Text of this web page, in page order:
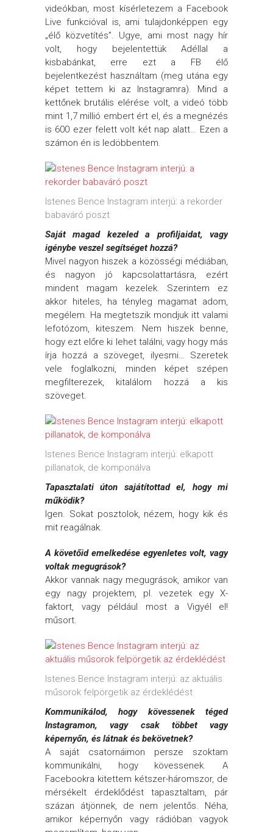
videókban, most kísérletezem a Facebook
Live funkcióval is, ami tulajdonképpen egy
„élő közvetítés”. Ugye, ami most nagy hír
volt, hogy bejelentettük Adéllal a
kisbabánkat, erre ezt a FB élő
bejelentkezést használtam (meg utána egy
képet tettem ki az Instagramra). Mind a
kettőnek brutális elérése volt, a videó több
mint 1,7 millió embert ért el, és a megnézés
is 600 ezer felett volt két nap alatt… Ezen a
számon én is ledöbbentem.
Istenes Bence Instagram interjú: a rekorder
babaváró poszt
Saját magad kezeled a profiljaidat, vagy
igénybe veszel segítséget hozzá?
Mivel nagyon hiszek a közösségi médiában,
és nagyon jó kapcsolattartásra, ezért
mindent magam kezelek. Szerintem ez
akkor hiteles, ha tényleg magamat adom,
megélem. Ha megtetszik mondjuk itt valami
lefotózom, kiteszem. Nem hiszek benne,
hogy ezt előre ki lehet találni, vagy hogy más
írja hozzá a szöveget, ilyesmi… Szeretek
vele foglalkozni, minden képet szépen
megfilterezek, kitalálom hozzá a kis
szöveget.
Istenes Bence Instagram interjú: elkapott
pillanatok, de komponálva
Tapasztalati úton sajátítottad el, hogy mi
működik?
Igen. Sokat posztolok, nézem, hogy kik és
mit reagálnak.
A követőid emelkedése egyenletes volt, vagy
voltak megugrások?
Akkor vannak nagy megugrások, amikor van
egy nagy projektem, pl. vezetek egy X-
faktort, vagy például most a Vigyél el!
műsort.
Istenes Bence Instagram interjú: az aktuális
műsorok felpörgetik az érdeklédést
Kommunikálod, hogy kövessenek téged
Instagramon, vagy csak többet vagy
képernyőn, és látnak és bekövetnek?
A saját csatornáimon persze szoktam
kommunikálni, hogy kövessenek. A
Facebookra kitettem kétszer-háromszor, de
mérsékelt érdeklődést tapasztaltam, pár
százan átjönnek, de nem jelentős. Néha,
amikor képernyőn vagy rádióban vagyok